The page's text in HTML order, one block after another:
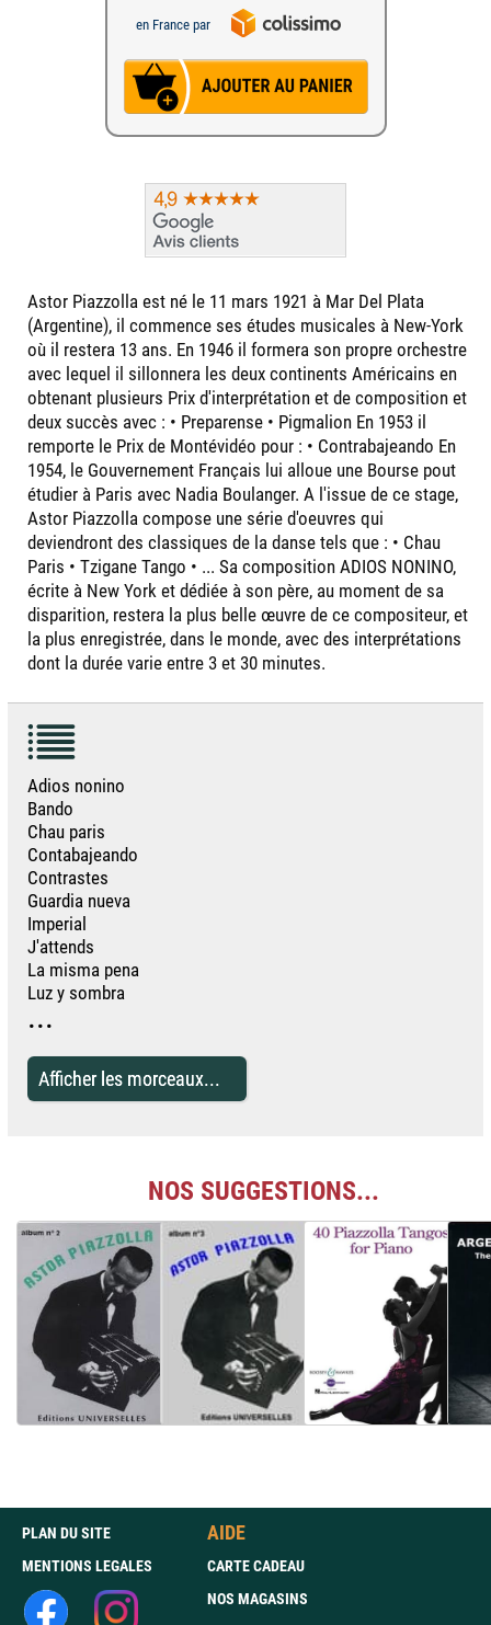
en France par
Astor Piazzolla est né le 11 mars 1921 à Mar Del Plata
(Argentine), il commence ses études musicales à New-York
où il restera 13 ans. En 1946 il formera son propre orchestre
avec lequel il sillonnera les deux continents Américains en
obtenant plusieurs Prix d'interprétation et de composition et
deux succès avec : • Preparense • Pigmalion En 1953 il
remporte le Prix de Montévidéo pour : • Contrabajeando En
1954, le Gouvernement Français lui alloue une Bourse pout
étudier à Paris avec Nadia Boulanger. A l'issue de ce stage,
Astor Piazzolla compose une série d'oeuvres qui
deviendront des classiques de la danse tels que : • Chau
Paris • Tzigane Tango • ... Sa composition ADIOS NONINO,
écrite à New York et dédiée à son père, au moment de sa
disparition, restera la plus belle œuvre de ce compositeur, et
la plus enregistrée, dans le monde, avec des interprétations
dont la durée varie entre 3 et 30 minutes.
Adios nonino
Bando
Chau paris
Contabajeando
Contrastes
Guardia nueva
Imperial
J'attends
La misma pena
Luz y sombra
...
Afficher les morceaux...
NOS SUGGESTIONS...
PLAN DU SITE
MENTIONS LEGALES
AIDE
CARTE CADEAU
NOS MAGASINS